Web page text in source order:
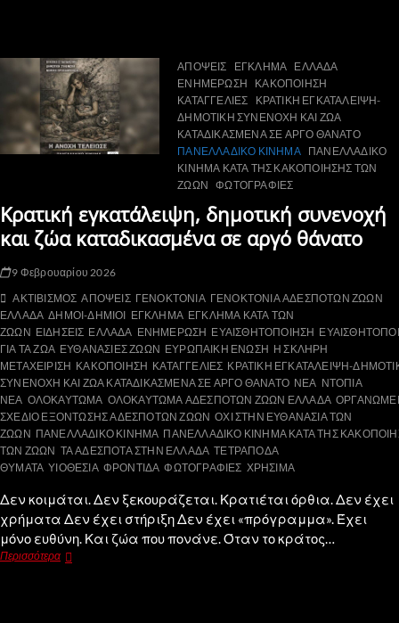
ΑΠΟΨΕΙΣ ΕΓΚΛΗΜΑ ΕΛΛΑΔΑ
ΕΝΗΜΕΡΩΣΗ
ΚΑΚΟΠΟΙΗΣΗ
ΚΑΤΑΓΓΕΛΙΕΣ
ΚΡΑΤΙΚΗ ΕΓΚΑΤΑΛΕΙΨΗ-
ΔΗΜΟΤΙΚΗ ΣΥΝΕΝΟΧΗ ΚΑΙ ΖΩΑ
ΚΑΤΑΔΙΚΑΣΜΕΝΑ ΣΕ ΑΡΓΟ ΘΑΝΑΤΟ
ΠΑΝΕΛΛΑΔΙΚΟ ΚΙΝΗΜΑ
ΠΑΝΕΛΛΑΔΙΚΟ
ΚΙΝΗΜΑ ΚΑΤΑ ΤΗΣ ΚΑΚΟΠΟΙΗΣΗΣ ΤΩΝ
ΖΩΩΝ
ΦΩΤΟΓΡΑΦΙΕΣ
Κρατική εγκατάλειψη, δημοτική συνενοχή
και ζώα καταδικασμένα σε αργό θάνατο
9 Φεβρουαρίου 2026
ΑΚΤΙΒΙΣΜΟΣ ΑΠΟΨΕΙΣ ΓΕΝΟΚΤΟΝΙΑ ΓΕΝΟΚΤΟΝΙΑ ΑΔΕΣΠΟΤΩΝ ΖΩΩΝ
ΕΛΛΑΔΑ ΔΗΜΟΙ-ΔΗΜΙΟΙ ΕΓΚΛΗΜΑ ΕΓΚΛΗΜΑ ΚΑΤΑ ΤΩΝ
ΖΩΩΝ ΕΙΔΗΣΕΙΣ ΕΛΛΑΔΑ ΕΝΗΜΕΡΩΣΗ ΕΥΑΙΣΘΗΤΟΠΟΙΗΣΗ
ΓΙΑ ΤΑ ΖΩΑ ΕΥΘΑΝΑΣΙΕΣ ΖΩΩΝ ΕΥΡΩΠΑΙΚΗ ΕΝΩΣΗ Η ΣΚΛΗΡΗ
ΜΕΤΑΧΕΙΡΙΣΗ ΚΑΚΟΠΟΙΗΣΗ ΚΑΤΑΓΓΕΛΙΕΣ ΚΡΑΤΙΚΗ ΕΓΚΑΤΑΛΕΙΨΗ-
ΣΥΝΕΝΟΧΗ ΚΑΙ ΖΩΑ ΚΑΤΑΔΙΚΑΣΜΕΝΑ ΣΕ ΑΡΓΟ ΘΑΝΑΤΟ ΝΕΑ ΝΤΟΠΙΑ
ΝΕΑ ΟΛΟΚΑΥΤΩΜΑ ΟΛΟΚΑΥΤΩΜΑ ΑΔΕΣΠΟΤΩΝ ΖΩΩΝ ΕΛΛΑΔΑ
ΣΧΕΔΙΟ ΕΞΟΝΤΩΣΗΣ ΑΔΕΣΠΟΤΩΝ ΖΩΩΝ ΟΧΙ ΣΤΗΝ ΕΥΘΑΝΑΣΙΑ ΤΩΝ
ΖΩΩΝ ΠΑΝΕΛΛΑΔΙΚΟ ΚΙΝΗΜΑ ΠΑΝΕΛΛΑΔΙΚΟ ΚΙΝΗΜΑ ΚΑΤΑ ΤΗΣ
ΤΩΝ ΖΩΩΝ ΤΑ ΑΔΕΣΠΟΤΑ ΣΤΗΝ ΕΛΛΑΔΑ ΤΕΤΡΑΠΟΔΑ
ΘΥΜΑΤΑ ΥΙΟΘΕΣΙΑ ΦΡΟΝΤΙΔΑ ΦΩΤΟΓΡΑΦΙΕΣ ΧΡΗΣΙΜΑ
Δεν κοιμάται. Δεν ξεκουράζεται. Κρατιέται όρθια. Δεν έχει
χρήματα Δεν έχει στήριξη Δεν έχει «πρόγραμμα». Έχει
μόνο ευθύνη. Και ζώα που πονάνε. Όταν το κράτος…
Περισσότερα